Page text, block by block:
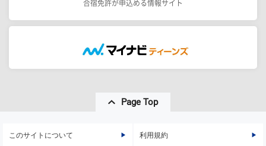
合宿免許が申込める情報サイト
Page Top
このサイトについて 利用規約